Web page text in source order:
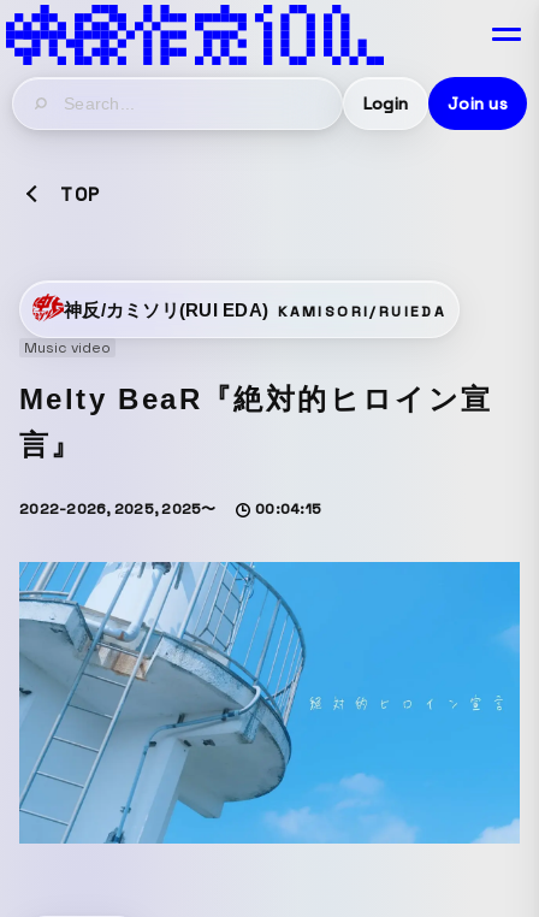
Login Join us
TOP
神反/カミソリ(RUI EDA) KAMISORI/RUIEDA
Music video
Melty BeaR『絶対的ヒロイン宣
言』
2022-2026, 2025, 2025〜 00:04:15